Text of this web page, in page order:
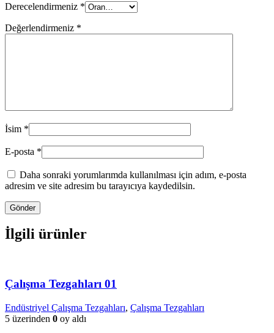
Derecelendirmeniz *
Değerlendirmeniz *
İsim *
E-posta *
Daha sonraki yorumlarımda kullanılması için adım, e-posta
adresim ve site adresim bu tarayıcıya kaydedilsin.
İlgili ürünler
Çalışma Tezgahları 01
Endüstriyel Çalışma Tezgahları, Çalışma Tezgahları
5 üzerinden 0 oy aldı